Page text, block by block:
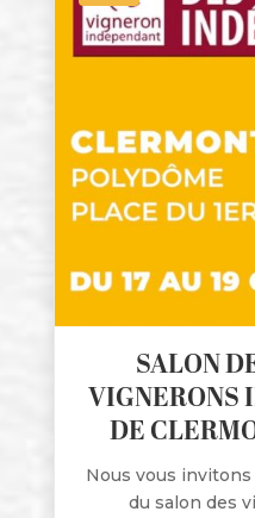
SALON
VIGNERONS
DE
Nous vous
du salon des